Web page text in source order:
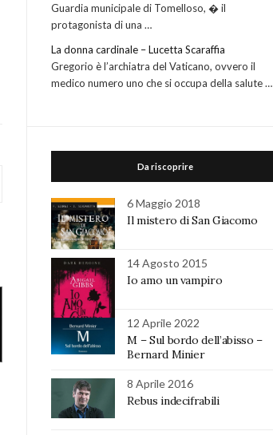
Guardia municipale di Tomelloso, � il
protagonista di una …
La donna cardinale – Lucetta Scaraffia
Gregorio è l’archiatra del Vaticano, ovvero il
medico numero uno che si occupa della salute …
Da riscoprire
6 Maggio 2018
Il mistero di San Giacomo
14 Agosto 2015
Io amo un vampiro
12 Aprile 2022
M – Sul bordo dell’abisso –
Bernard Minier
8 Aprile 2016
Rebus indecifrabili